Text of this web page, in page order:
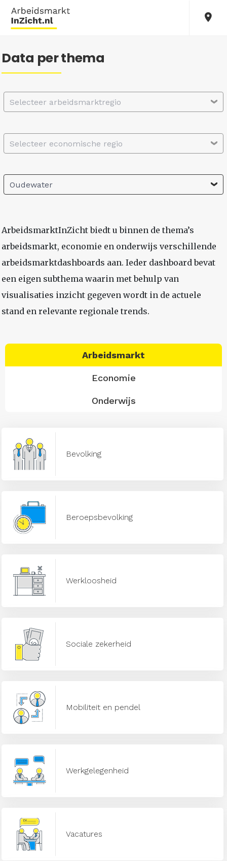
Data per thema
Selecteer arbeidsmarktregio
Selecteer economische regio
Oudewater
ArbeidsmarktInZicht biedt u binnen de thema’s
arbeidsmarkt, economie en onderwijs verschillende
arbeidsmarktdashboards aan. Ieder dashboard bevat
een eigen subthema waarin met behulp van
visualisaties inzicht gegeven wordt in de actuele
stand en relevante regionale trends.
Arbeidsmarkt
Economie
Onderwijs
Bevolking
Beroepsbevolking
Werkloosheid
Sociale zekerheid
Mobiliteit en pendel
Werkgelegenheid
Vacatures